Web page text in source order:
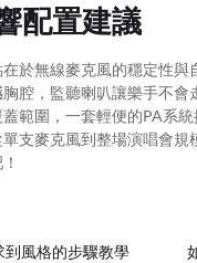
配置建議
於無線麥克風的穩定性
腔，監聽喇叭讓樂手不
範圍，一套輕便的PA系
支麥克風到整場演唱會
到風格的步驟教學